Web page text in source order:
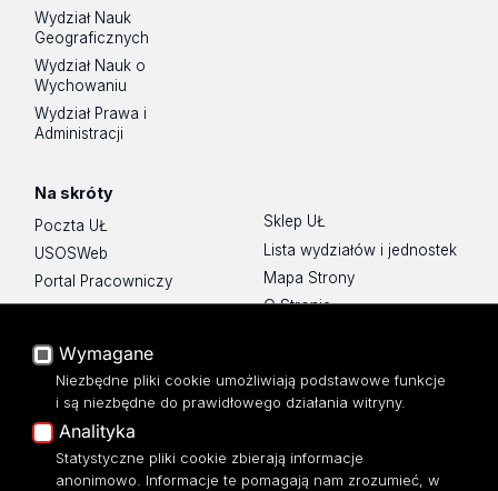
Wydział Nauk
Geograficznych
Wydział Nauk o
Wychowaniu
Wydział Prawa i
Administracji
Na skróty
Poczta UŁ
USOSWeb
Portal Pracowniczy
Baza Aktów Własnych
Moodle
Eksperci UŁ
Polityka Prywatności
Dostępność
Sklep UŁ
Lista wydziałów i jednostek
Mapa Strony
O Stronie
Wymagane
Niezbędne pliki cookie umożliwiają podstawowe funkcje
i są niezbędne do prawidłowego działania witryny.
Analityka
Statystyczne pliki cookie zbierają informacje
anonimowo. Informacje te pomagają nam zrozumieć, w